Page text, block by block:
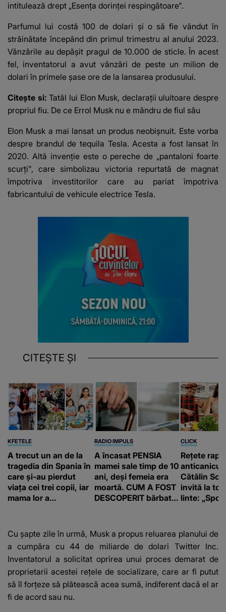
intitulează drept „Esenţa dorinței respingătoare".
Parfumul lui costă 100 de dolari și o să fie vândut în
străinătate începând din primul trimestru al anului 2023.
Vânzările au depășit pragul de 10.000 de sticle. În acest
fel, inventatorul a avut vânzări de peste un milion de
dolari în primele șase ore de la lansarea produsului.
Citește si:Tatăl lui Elon Musk, declarații uluitoare despre
propriul fiu. De ce Errol Musk nu e mândru de fiul său
Elon Musk a mai lansat un produs neobișnuit. Este vorba
despre brandul de tequila Tesla. Acesta a fost lansat în
2020. Altă invenție este o pereche de „pantaloni foarte
scurţi", care simbolizau victoria repurtată de magnat
împotriva investitorilor care au pariat împotriva
fabricantului de vehicule electrice Tesla.
CITEȘTE ȘI
KFETELE
A trecut un an de la
tragedia din Spania în
care și-au pierdut
viața cei trei copii, iar
mama lor a…
RADIO IMPULS
A încasat PENSIA
mamei sale timp de 10
ani, deși femeia era
moartă. CUM A FOST
DESCOPERIT bărbatul
banii obținuți? SUMA
E COLOSALĂ
CLICK
Rețete
Cătălin
invită la
linte: „Spor
Cu șapte zile în urmă, Musk a propus reluarea planului de
a cumpăra cu 44 de miliarde de dolari Twitter Inc.
Inventatorul a solicitat oprirea unui proces demarat de
proprietarii acestei reţele de socializare, care ar fi putut
să îl forțeze să plătească acea sumă, indiferent dacă el ar
fi de acord sau nu.